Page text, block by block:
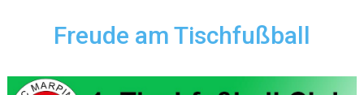
Freude am Tischfußball